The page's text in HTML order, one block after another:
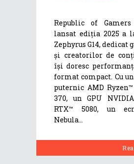
Republic of Gamers
lansat ediția 2025 a
Zephyrus G14,
și creatorilor de
își doresc
format compact. Cu
puternic AMD
370, un GPU NVIDIA
RTX™ 5080, un
Nebula